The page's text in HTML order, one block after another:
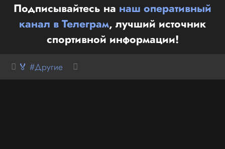
Подписывайтесь на наш оперативный
канал в Телеграм, лучший источник
спортивной информации!
🏅 #Другие